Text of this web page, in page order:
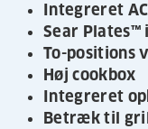
Integreret
Sear
To-positions
Høj cookbox
Integreret
Betræk til